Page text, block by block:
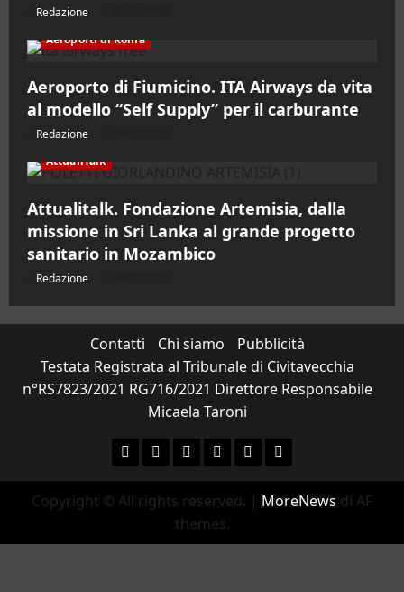
Redazione
Aeroporti di Roma
Aeroporto di Fiumicino. ITA Airways da vita
al modello “Self Supply” per il carburante
Redazione
AttualiTalk
Attualitalk. Fondazione Artemisia, dalla
missione in Sri Lanka al grande progetto
sanitario in Mozambico
Redazione
Contatti Chi siamo
Pubblicità
Testata Registrata al Tribunale di Civitavecchia
n°RS7823/2021 RG716/2021 Direttore Responsabile
Micaela Taroni
FacebookInstagram
YouTubeTwitterEmailEnte Parco
Copyright © All rights reserved. | MoreNews di AF
themes.